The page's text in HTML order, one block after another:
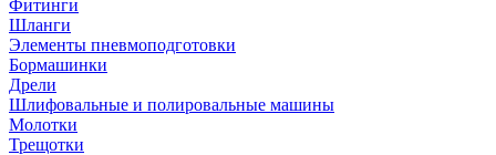
Фитинги
Шланги
Элементы пневмоподготовки
Бормашинки
Дрели
Шлифовальные и полировальные машины
Молотки
Трещотки